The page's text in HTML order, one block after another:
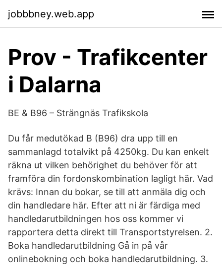
jobbbney.web.app
Prov - Trafikcenter
i Dalarna
BE & B96 – Strängnäs Trafikskola
Du får medutökad B (B96) dra upp till en
sammanlagd totalvikt på 4250kg. Du kan enkelt
räkna ut vilken behörighet du behöver för att
framföra din fordonskombination lagligt här. Vad
krävs: Innan du bokar, se till att anmäla dig och
din handledare här. Efter att ni är färdiga med
handledarutbildningen hos oss kommer vi
rapportera detta direkt till Transportstyrelsen. 2.
Boka handledarutbildning Gå in på vår
onlinebokning och boka handledarutbildning. 3.